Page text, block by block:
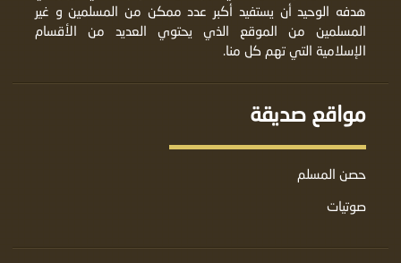
هدفه الوحيد أن يستفيد أكبر عدد ممكن من المسلمين و غير
المسلمين من الموقع الذي يحتوي العديد من الأقسام
الإسلامية التي تهم كل منا.
مواقع صديقة
حصن المسلم
صوتيات